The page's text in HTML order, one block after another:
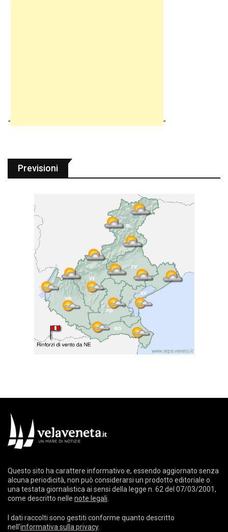
" "
Previsioni
Questo sito ha carattere informativo e, essendo aggiornato senza
alcuna periodicità, non può considerarsi un prodotto editoriale o
una testata giornalistica ai sensi della legge n. 62 del 07/03/2001,
come descritto nelle note legali.
I dati raccolti sono gestiti conforme quanto descritto
nell’informativa sulla privacy.